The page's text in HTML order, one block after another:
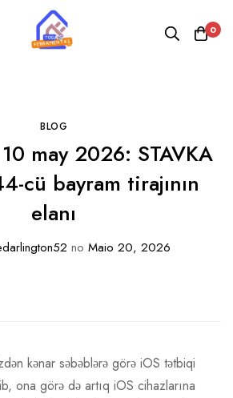
0
BLOG
may 2026: STAVKA
cü bayram tirajının
elanı
no Maio 20, 2026
kənar səbəblərə görə iOS tətbiqi
ona görə də artıq iOS cihazlarına